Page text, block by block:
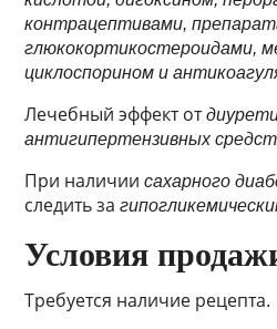
контрацептивами,
глюкокортикостероидами,
циклоспорином и
Лечебный эффект от
антигипертензивных
При наличиисахарного
следить за
Условия
Требуется наличие рецепта.